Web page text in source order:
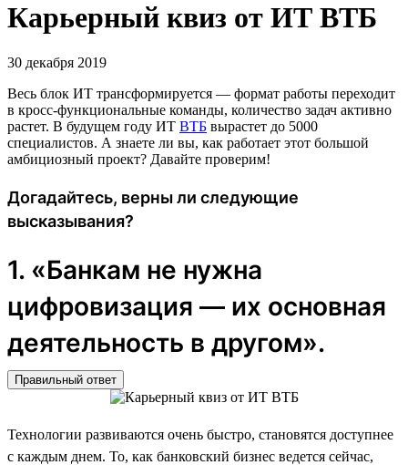
Карьерный квиз от ИТ ВТБ
30 декабря 2019
Весь блок ИТ трансформируется — формат работы переходит
в кросс-функциональные команды, количество задач активно
растет. В будущем году ИТ ВТБ вырастет до 5000
специалистов. А знаете ли вы, как работает этот большой
амбициозный проект? Давайте проверим!
Догадайтесь, верны ли следующие
высказывания?
1. «Банкам не нужна
цифровизация — их основная
деятельность в другом».
Правильный ответ
Технологии развиваются очень быстро, становятся доступнее
с каждым днем. То, как банковский бизнес ведется сейчас,